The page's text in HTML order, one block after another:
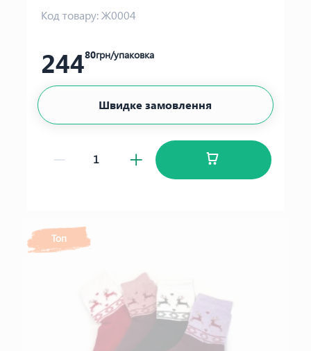
Код товару:Ж0004
24480грн/упаковка
Швидке замовлення
Топ